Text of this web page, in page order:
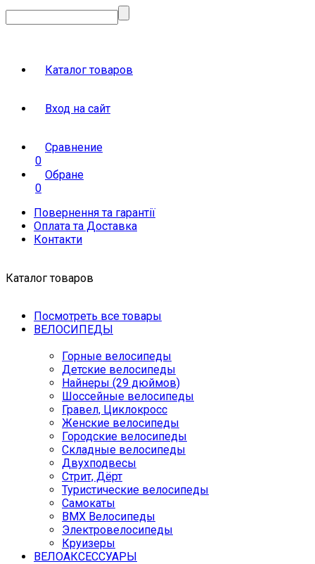
Каталог товаров
Вход на сайт
Сравнение
0
Обране
0
Повернення та гарантії
Оплата та Доставка
Контакти
Каталог товаров
Посмотреть все товары
ВЕЛОСИПЕДЫ
Горные велосипеды
Детские велосипеды
Найнеры (29 дюймов)
Шоссейные велосипеды
Гравел, Циклокросс
Женские велосипеды
Городcкие велосипеды
Складные велосипеды
Двухподвесы
Стрит, Дёрт
Туристические велосипеды
Самокаты
BMX Велосипеды
Электровелосипеды
Круизеры
ВЕЛОАКСЕССУАРЫ